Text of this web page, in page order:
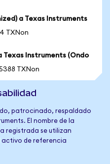
a Texas Instruments
TXNon
Texas Instruments (Ondo
TXNon
patrocinado, respaldado
El nombre de la
registrada se utilizan
de referencia